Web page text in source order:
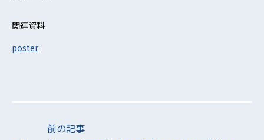
関連資料
poster
前の記事